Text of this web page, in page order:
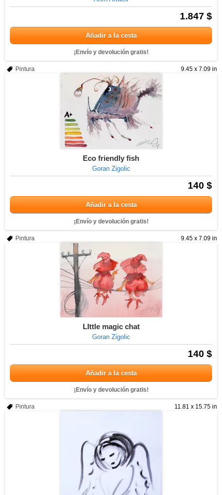
1.847 $
Añadir a la cesta
¡Envío y devolución gratis!
9.45 x 7.09 in
Pintura
Eco friendly fish
Goran Zigolic
140 $
Añadir a la cesta
¡Envío y devolución gratis!
9.45 x 7.09 in
Pintura
LIttle magic chat
Goran Zigolic
140 $
Añadir a la cesta
¡Envío y devolución gratis!
11.81 x 15.75 in
Pintura